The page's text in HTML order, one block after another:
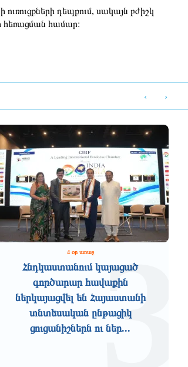
դեպքում, սակայն բժիշկ
հեռացման համար։
4 օր առաջ
Հնդկաստանում կայացած
գործարար հավաքին
ներկայացվել են Հայաստանի
տնտեսական ընթացիկ
ցուցանիշներն ու ներ...
3
‹ ›